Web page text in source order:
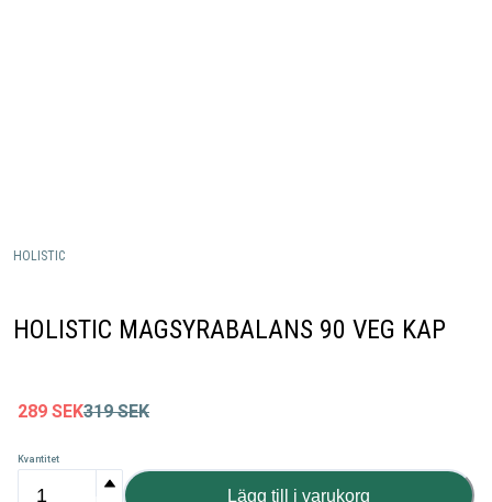
HOLISTIC
HOLISTIC MAGSYRABALANS 90 VEG KAP
289 SEK319 SEK
Kvantitet
Lägg till i varukorg